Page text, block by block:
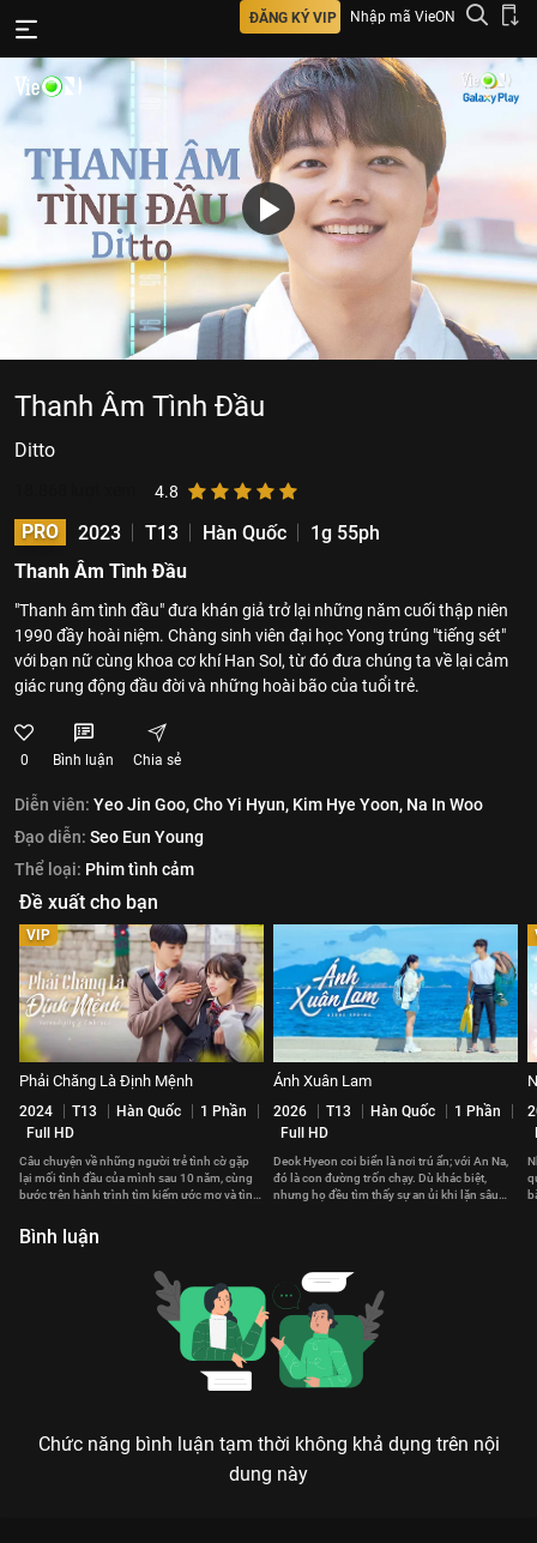
ĐĂNG KÝ VIP Nhập mã VieON
Thanh Âm Tình Đầu
Ditto
4.8
PRO 2023 T13 Hàn Quốc
1g 55ph
Thanh Âm Tình Đầu
"Thanh âm tình đầu" đưa khán giả trở lại những năm cuối thập niên
1990 đầy hoài niệm. Chàng sinh viên đại học Yong trúng "tiếng sét"
với bạn nữ cùng khoa cơ khí Han Sol, từ đó đưa chúng ta về lại cảm
giác rung động đầu đời và những hoài bão của tuổi trẻ.
0 Bình luận Chia sẻ
Diễn viên: Yeo Jin Goo,Cho Yi Hyun, Kim Hye Yoon, Na In Woo
Đạo diễn: Seo Eun Young
Thể loại: Phim tình cảm
Đề xuất cho bạn
VIP
Phải Chăng Là Định Mệnh
2024 T13 Hàn Quốc
1 Phần
Full HD
Câu chuyện về những người trẻ tình cờ gặp
lại mối tình đầu của mình sau 10 năm, cùng
bước trên hành trình tìm kiếm ước mơ và tình
Ánh Xuân Lam
2026 T13 Hàn Quốc
1 Phần
Full HD
Deok Hyeon coi biển là nơi trú ẩn; với An Na,
đó là con đường trốn chạy. Dù khác biệt,
nhưng họ đều tìm thấy sự an ủi khi lặn sâu
Bình luận
Chức năng bình luận tạm thời không khả dụng trên nội
dung này